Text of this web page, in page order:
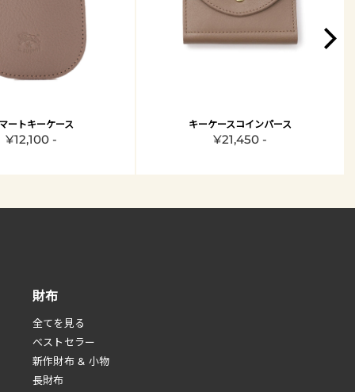
ートキーケース
¥12,100 -
キーケースコインパース
¥21,450 -
財布
全てを見る
べストセラー
新作財布 & 小物
長財布